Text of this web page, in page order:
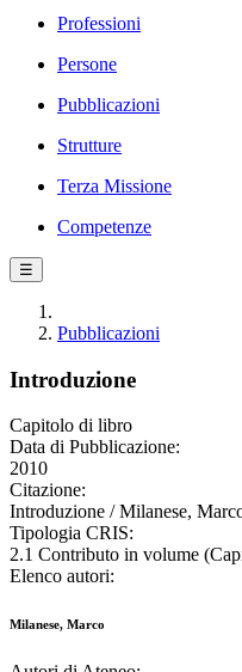
Professioni
Persone
Pubblicazioni
Strutture
Terza Missione
Competenze
☰
Pubblicazioni
Introduzione
Capitolo di libro
Data di Pubblicazione:
2010
Citazione:
Introduzione / Milanese,
Tipologia CRIS:
2.1 Contributo in volume
Elenco autori:
Milanese, Marco